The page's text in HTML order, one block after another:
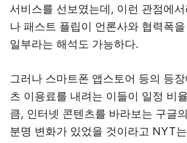
서비스를 선보였는데, 이런 관점에
나 패스트 플립이 언론사와 협력폭
일부라는 해석도 가능하다.
그러나 스마트폰 앱스토어 등의 등
츠 이용료를 내려는 이들이 일정 비
큼, 인터넷 콘텐츠를 바라보는 구글
분명 변화가 있었을 것이라고 NYT